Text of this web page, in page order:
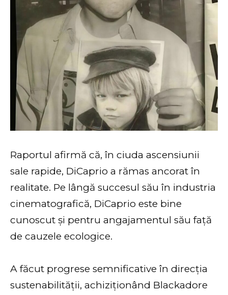
Raportul afirmă că, în ciuda ascensiunii
sale rapide, DiCaprio a rămas ancorat în
realitate. Pe lângă succesul său în industria
cinematografică, DiCaprio este bine
cunoscut și pentru angajamentul său față
de cauzele ecologice.
A făcut progrese semnificative în direcția
sustenabilității, achiziționând Blackadore